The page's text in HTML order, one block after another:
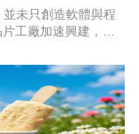
並未只創造軟體與程
工廠加速興建，能